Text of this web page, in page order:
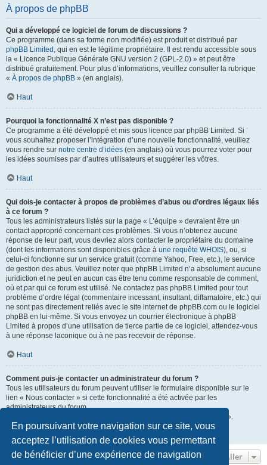
En poursuivant votre navigation sur ce site, vous
acceptez l’utilisation de cookies vous permettant
de bénéficier d’une expérience de navigation
À propos de phpBB
Qui a développé ce logiciel de forum de discussions ?
Ce programme (dans sa forme non modifiée) est produit et distribué par
phpBB Limited , qui en est le légitime propriétaire. Il est rendu accessible sous
la « Licence Publique Générale GNU version 2 (GPL-2.0) » et peut être
distribué gratuitement. Pour plus d’informations, veuillez consulter la rubrique
« À propos de phpBB » (en anglais).
Haut
Pourquoi la fonctionnalité X n’est pas disponible ?
Ce programme a été développé et mis sous licence par phpBB Limited. Si
vous souhaitez proposer l’intégration d’une nouvelle fonctionnalité, veuillez
vous rendre sur notre centre d’idées (en anglais) où vous pourrez voter pour
les idées soumises par d’autres utilisateurs et suggérer les vôtres.
Haut
Qui dois-je contacter à propos de problèmes d’abus ou d’ordres légaux liés
à ce forum ?
Tous les administrateurs listés sur la page « L’équipe » devraient être un
contact approprié concernant ces problèmes. Si vous n’obtenez aucune
réponse de leur part, vous devriez alors contacter le propriétaire du domaine
(dont les informations sont disponibles grâce à une requête WHOIS), ou, si
celui-ci fonctionne sur un service gratuit (comme Yahoo, Free, etc.), le service
de gestion des abus. Veuillez noter que phpBB Limited n’a absolument aucune
juridiction et ne peut en aucun cas être tenu comme responsable de comment,
où et par qui ce forum est utilisé. Ne contactez pas phpBB Limited pour tout
problème d’ordre légal (commentaire incessant, insultant, diffamatoire, etc.) qui
ne sont pas directement reliés avec le site internet de phpBB.com ou le logiciel
phpBB en lui-même. Si vous envoyez un courrier électronique à phpBB
Limited à propos d’une utilisation de tierce partie de ce logiciel, attendez-vous
à une réponse laconique ou à ne pas recevoir de réponse.
Haut
Comment puis-je contacter un administrateur du forum ?
Tous les utilisateurs du forum peuvent utiliser le formulaire disponible sur le
lien « Nous contacter » si cette fonctionnalité a été activée par les
administrateurs du forum.
Les membres du forum peuvent également utiliser le lien « L’équipe ».
Aller